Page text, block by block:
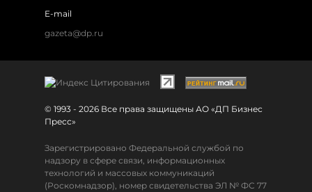
E-mail
gazeta@dp.ru
© 1993 - 2026 Все права защищены АО «ДП Бизнес
Пресс»
Зарегистрировано Федеральной службой по
надзору в сфере связи, информационных
технологий и массовых коммуникаций
(Роскомнадзор), номер свидетельства ЭЛ № ФС 77